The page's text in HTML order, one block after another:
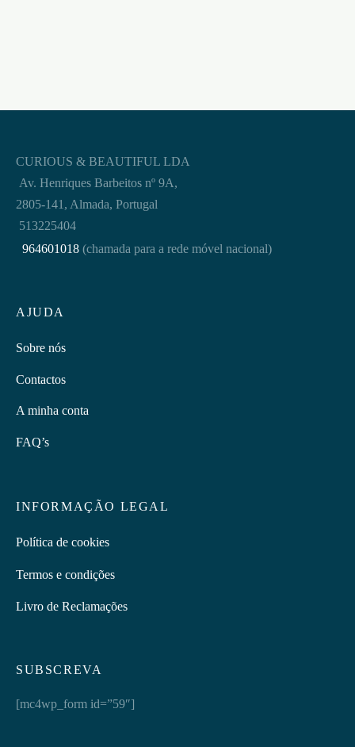
SUBSCREVA
[mc4wp_form id=”59″]
AJUDA
Sobre nós
Contactos
A minha conta
FAQ’s
INFORMAÇÃO LEGAL
Política de cookies
Termos e condições
Livro de Reclamações
CURIOUS & BEAUTIFUL LDA
Av. Henriques Barbeitos nº 9A,
2805-141, Almada, Portugal
513225404
964601018 (chamada para a rede móvel nacional)